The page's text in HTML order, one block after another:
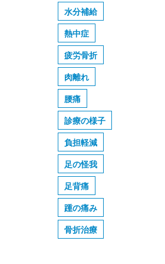
水分補給
熱中症
疲労骨折
肉離れ
腰痛
診療の様子
負担軽減
足の怪我
足背痛
踵の痛み
骨折治療